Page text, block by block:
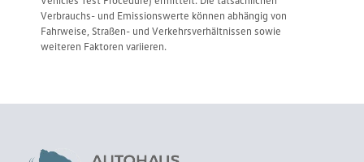
Verbrauchs- und Emissionswerte können abhängig von
Fahrweise, Straßen- und Verkehrsverhältnissen sowie
weiteren Faktoren variieren.